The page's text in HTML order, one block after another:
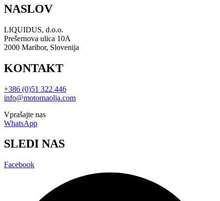
NASLOV
LIQUIDUS, d.o.o.
Prešernova ulica 10A
2000 Maribor, Slovenija
KONTAKT
+386 (0)51 322 446
info@motornaolja.com
Vprašajte nas
WhatsApp
SLEDI NAS
Facebook